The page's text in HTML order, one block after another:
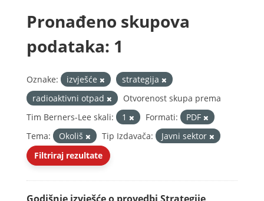
Pronađeno skupova
podataka: 1
Oznake: izvješće
strategija
radioaktivni otpad
Otvorenost skupa prema
Tim Berners-Lee skali:
1 Formati:
PDF
Tema:
Okoliš Tip Izdavača:
Javni sektor
Filtriraj rezultate